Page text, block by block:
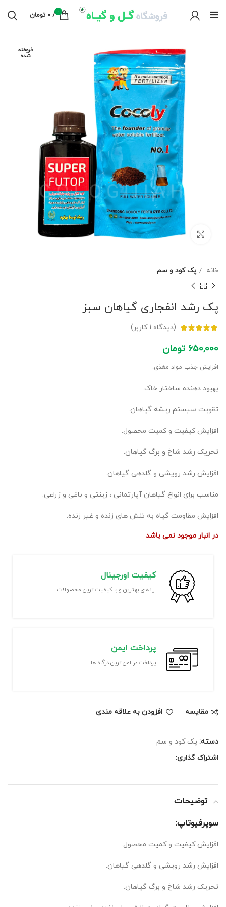
0
/
0 تومان
فروخته
شده
برای بزرگنمایی کلیک کنید
خانه پک کود و سم
پک رشد انفجاری گیاهان سبز
(دیدگاه 1 کاربر)
650,000 تومان
افزایش جذب مواد مغذی.
بهبود دهنده ساختار خاک.
تقویت سیستم ریشه گیاهان.
افزایش کیفیت و کمیت محصول.
تحریک رشد شاخ و برگ گیاهان.
افزایش رشد رویشی و گلدهی گیاهان.
مناسب برای انواع گیاهان آپارتمانی ، زینتی و باغی و زراعی.
افزایش مقاومت گیاه به تنش های زنده و غیر زنده.
در انبار موجود نمی باشد
کیفیت اورجینال
ارائه ی بهترین و با کیفیت ترین محصولات
پرداخت ایمن
پرداخت در امن ترین درگاه ها
مقايسه افزودن به علاقه مندی
دسته: پک کود و سم
اشتراک گذاری:
توضیحات
سوپرفیوتاپ:
افزایش کیفیت و کمیت محصول.
افزایش رشد رویشی و گلدهی گیاهان.
تحریک رشد شاخ و برگ گیاهان.